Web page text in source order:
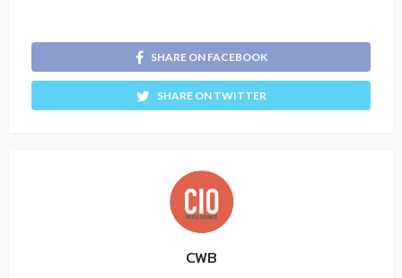
SHARE ON FACEBOOK
SHARE ON TWITTER
CWB